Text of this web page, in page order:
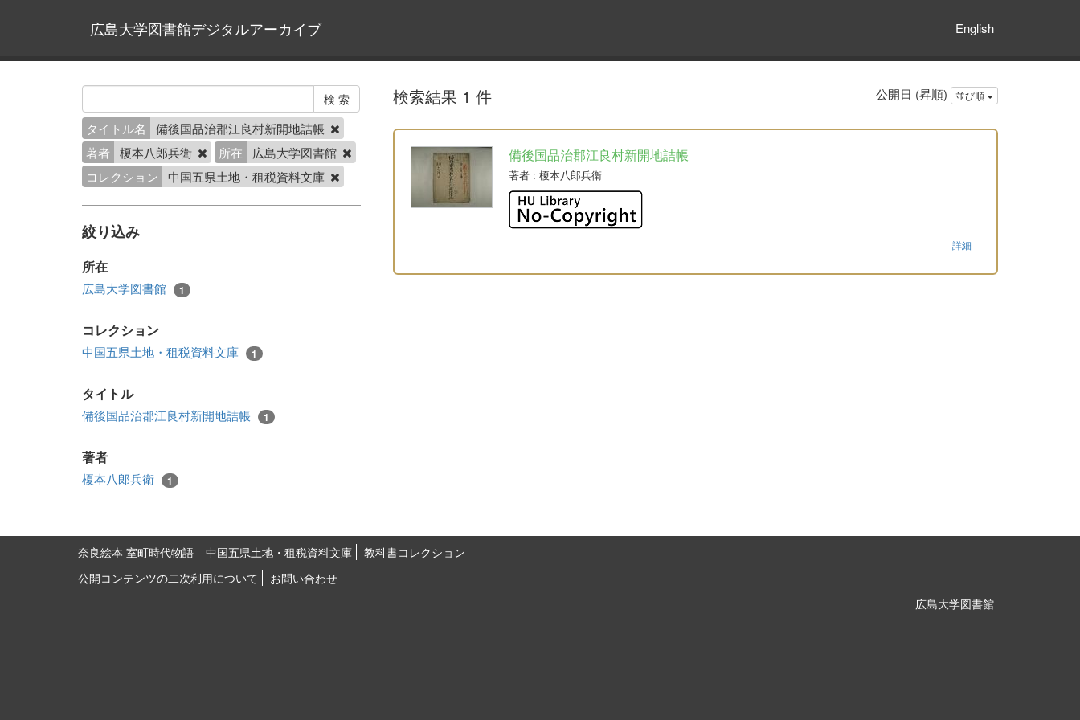
広島大学図書館デジタルアーカイブ English
タイトル名
備後国品治郡江良村新開地詰帳
著者
榎本八郎兵衛 所在
広島大学図書館
コレクション
中国五県土地・租税資料文庫
絞り込み
所在
広島大学図書館 1
コレクション
中国五県土地・租税資料文庫 1
タイトル
備後国品治郡江良村新開地詰帳 1
著者
榎本八郎兵衛 1
検索結果 1 件 公開日 (昇順) 並び順
備後国品治郡江良村新開地詰帳
著者: 榎本八郎兵衛
詳細
奈良絵本 室町時代物語 中国五県土地・租税資料文庫
教科書コレクション
公開コンテンツの二次利用について
お問い合わせ
広島大学図書館